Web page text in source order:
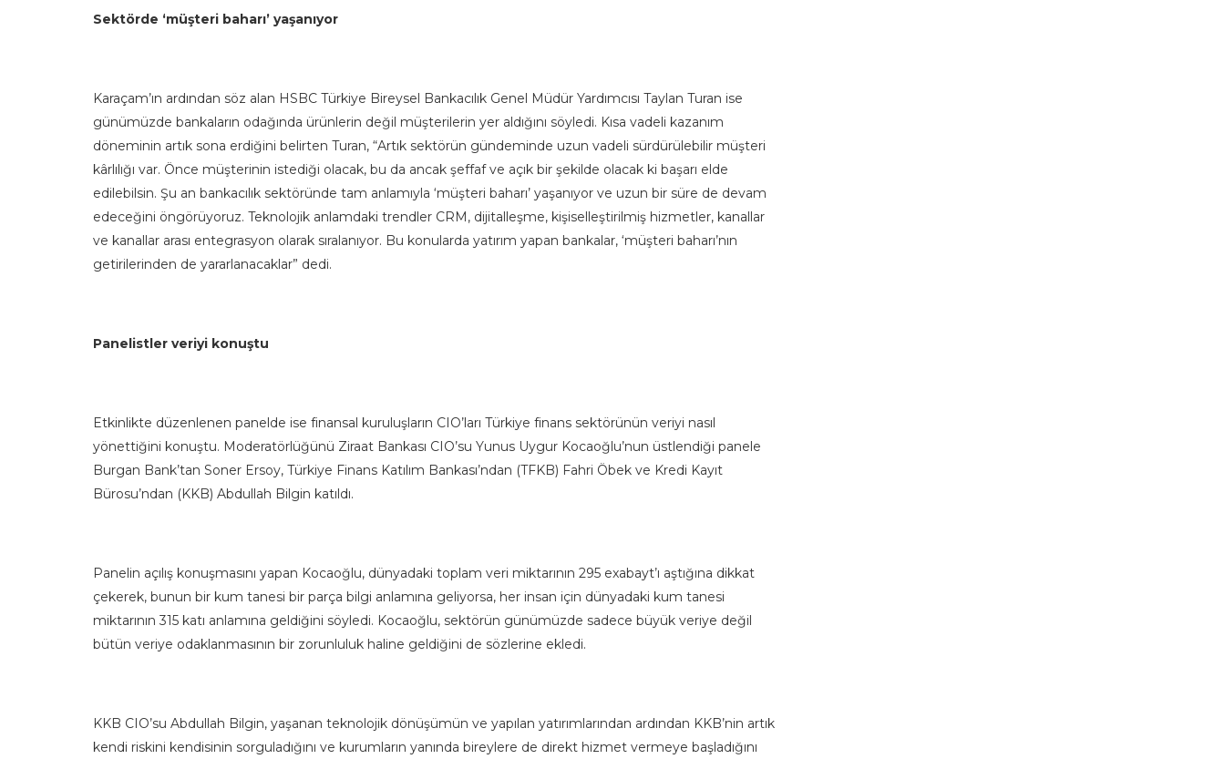
Sektörde ‘müşteri baharı’ yaşanıyor
Karaçam’ın ardından söz alan HSBC Türkiye Bireysel Bankacılık Genel Müdür Yardımcısı Taylan Turan ise
günümüzde bankaların odağında ürünlerin değil müşterilerin yer aldığını söyledi. Kısa vadeli kazanım
döneminin artık sona erdiğini belirten Turan, “Artık sektörün gündeminde uzun vadeli sürdürülebilir müşteri
kârlılığı var. Önce müşterinin istediği olacak, bu da ancak şeffaf ve açık bir şekilde olacak ki başarı elde
edilebilsin. Şu an bankacılık sektöründe tam anlamıyla ‘müşteri baharı’ yaşanıyor ve uzun bir süre de devam
edeceğini öngörüyoruz. Teknolojik anlamdaki trendler CRM, dijitalleşme, kişiselleştirilmiş hizmetler, kanallar
ve kanallar arası entegrasyon olarak sıralanıyor. Bu konularda yatırım yapan bankalar, ‘müşteri baharı’nın
getirilerinden de yararlanacaklar” dedi.
Panelistler veriyi konuştu
Etkinlikte düzenlenen panelde ise finansal kuruluşların CIO’ları Türkiye finans sektörünün veriyi nasıl
yönettiğini konuştu. Moderatörlüğünü Ziraat Bankası CIO’su Yunus Uygur Kocaoğlu’nun üstlendiği panele
Burgan Bank’tan Soner Ersoy, Türkiye Finans Katılım Bankası’ndan (TFKB) Fahri Öbek ve Kredi Kayıt
Bürosu’ndan (KKB) Abdullah Bilgin katıldı.
Panelin açılış konuşmasını yapan Kocaoğlu, dünyadaki toplam veri miktarının 295 exabayt’ı aştığına dikkat
çekerek, bunun bir kum tanesi bir parça bilgi anlamına geliyorsa, her insan için dünyadaki kum tanesi
miktarının 315 katı anlamına geldiğini söyledi. Kocaoğlu, sektörün günümüzde sadece büyük veriye değil
bütün veriye odaklanmasının bir zorunluluk haline geldiğini de sözlerine ekledi.
KKB CIO’su Abdullah Bilgin, yaşanan teknolojik dönüşümün ve yapılan yatırımlarından ardından KKB’nin artık
kendi riskini kendisinin sorguladığını ve kurumların yanında bireylere de direkt hizmet vermeye başladığını